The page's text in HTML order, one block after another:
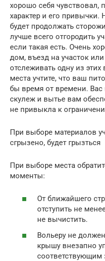
хорошо себя чувствовал,
характер и его привычки.
будет продолжать
лучше всего отгородить
если такая есть. Очень
дом, въезд на участок
отслеживать одну из
места учтите, что ваш
бы время от времени.
скулеж и вытье вам
не привыкла к
При выборе материалов
сгрызено, будет грызться
При выборе места
моменты:
От ближайшего
отступить не
не вычистить.
Вольеру не
крышу внезапно
соответствующим